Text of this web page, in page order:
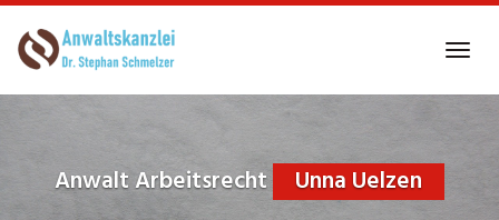
to
Anwalt Arbeitsrecht Unna Uelzen